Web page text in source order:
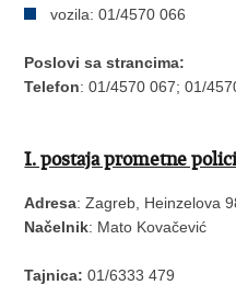
vozila: 01/4570 066
Poslovi sa strancima:
Telefon: 01/4570 067; 01/
I. postaja prometne
Adresa: Zagreb, Heinzelova
Načelnik: Mato Kovačević
Tajnica:01/6333 479